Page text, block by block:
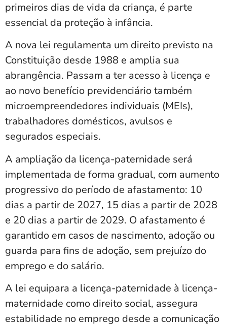
primeiros dias de vida da criança, é parte
essencial da proteção à infância.
A nova lei regulamenta um direito previsto na
Constituição desde 1988 e amplia sua
abrangência. Passam a ter acesso à licença e
ao novo benefício previdenciário também
microempreendedores individuais (MEIs),
trabalhadores domésticos, avulsos e
segurados especiais.
A ampliação da licença-paternidade será
implementada de forma gradual, com aumento
progressivo do período de afastamento: 10
dias a partir de 2027, 15 dias a partir de 2028
e 20 dias a partir de 2029. O afastamento é
garantido em casos de nascimento, adoção ou
guarda para fins de adoção, sem prejuízo do
emprego e do salário.
A lei equipara a licença-paternidade à licença-
maternidade como direito social, assegura
estabilidade no emprego desde a comunicação